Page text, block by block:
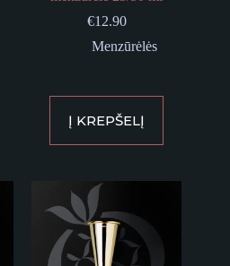
€12.90
Menzūrėlės
Į KREPŠELĮ